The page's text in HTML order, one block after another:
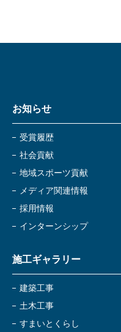
お知らせ
受賞履歴
社会貢献
地域スポーツ貢献
メディア関連情報
採用情報
インターンシップ
施工ギャラリー
建築工事
土木工事
すまいとくらし